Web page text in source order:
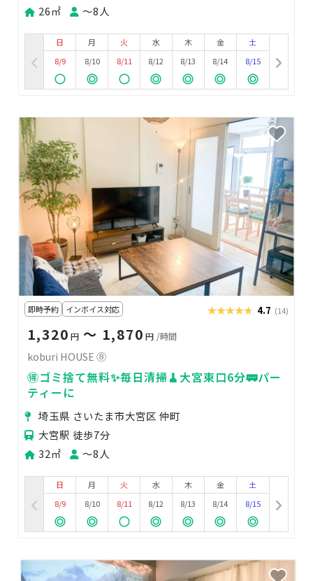
26㎡
〜8人
日
8/9
月
8/10
火
8/11
水
8/12
木
8/13
金
8/14
土
8/15
即時予約 インボイス対応 ★★★★★
★★★★★ 4.7 (14)
1,320 円 〜 1,870 円 /時間
koburi HOUSE ⑧
🉐ゴミ捨て無料✨毎日清掃🧹大宮東口6分🚃パー
ティーに
埼玉県 さいたま市大宮区 仲町
大宮駅 徒歩7分
32㎡
〜8人
日
8/9
月
8/10
火
8/11
水
8/12
木
8/13
金
8/14
土
8/15